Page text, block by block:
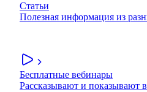
Статьи
Полезная информация из
Бесплатные вебинары
Рассказывают и показывают